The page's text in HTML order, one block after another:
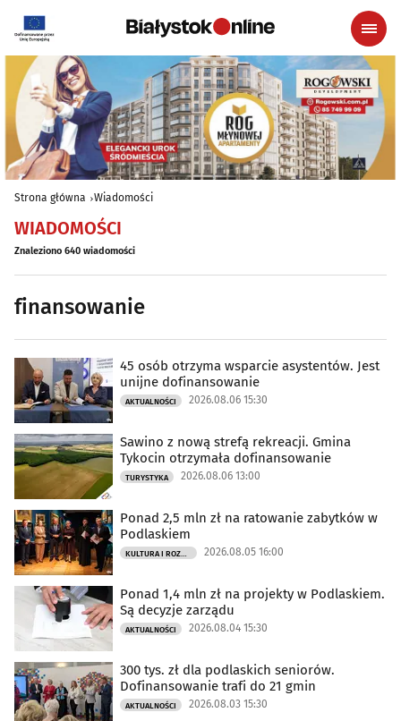
Strona główna Wiadomości
WIADOMOŚCI
Znaleziono 640 wiadomości
finansowanie
45 osób otrzyma wsparcie asystentów. Jest
unijne dofinansowanie
AKTUALNOŚCI 2026.08.06 15:30
Sawino z nową strefą rekreacji. Gmina
Tykocin otrzymała dofinansowanie
TURYSTYKA 2026.08.06 13:00
Ponad 2,5 mln zł na ratowanie zabytków w
Podlaskiem
2026.08.05 16:00
Ponad 1,4 mln zł na projekty w Podlaskiem.
Są decyzje zarządu
AKTUALNOŚCI 2026.08.04 15:30
300 tys. zł dla podlaskich seniorów.
Dofinansowanie trafi do 21 gmin
AKTUALNOŚCI 2026.08.03 15:30